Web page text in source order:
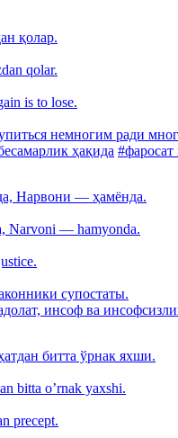
қолар.
qolar.
is to lose.
немногим ради
ҳақида #фаросат
Нарвони — ҳамёнда.
Narvoni — hamyonda.
супостаты.
инсоф ва
битта ўрнак яхши.
bitta oʼrnak yaxshi.
precept.